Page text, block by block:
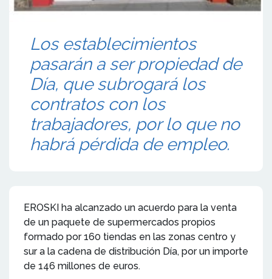
Los establecimientos
pasarán a ser propiedad de
Día, que subrogará los
contratos con los
trabajadores, por lo que no
habrá pérdida de empleo.
EROSKI ha alcanzado un acuerdo para la venta
de un paquete de supermercados propios
formado por 160 tiendas en las zonas centro y
sur a la cadena de distribución Día, por un importe
de 146 millones de euros.